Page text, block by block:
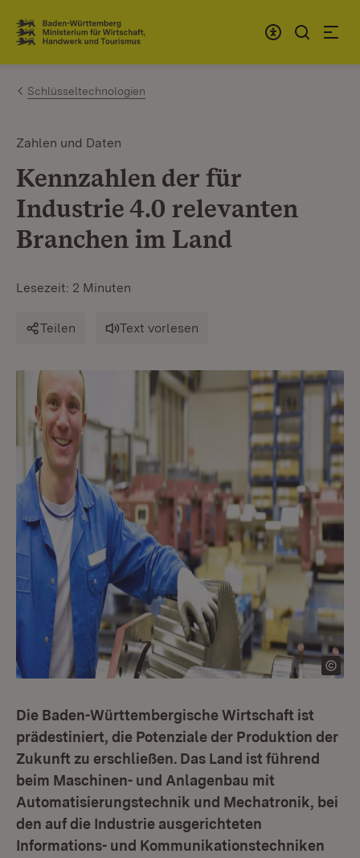
Zum Inhalt springen
Link zur Startseite
Schlüsseltechnologien
Zahlen und Daten
Kennzahlen der für
Industrie 4.0 relevanten
Branchen im Land
Lesezeit: 2 Minuten
Teilen Text vorlesen
Die Baden-Württembergische Wirtschaft ist
prädestiniert, die Potenziale der Produktion der
Zukunft zu erschließen. Das Land ist führend
beim Maschinen- und Anlagenbau mit
Automatisierungstechnik und Mechatronik, bei
den auf die Industrie ausgerichteten
Informations- und Kommunikationstechniken